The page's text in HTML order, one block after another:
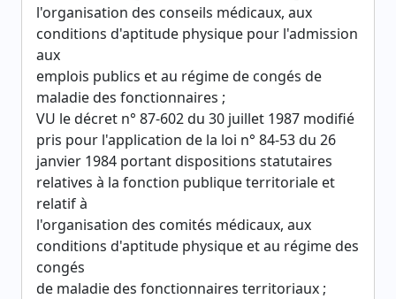
l'organisation des conseils médicaux, aux
conditions d'aptitude physique pour l'admission
aux
emplois publics et au régime de congés de
maladie des fonctionnaires ;
VU le décret n° 87-602 du 30 juillet 1987 modifié
pris pour l'application de la loi n° 84-53 du 26
janvier 1984 portant dispositions statutaires
relatives à la fonction publique territoriale et
relatif à
l'organisation des comités médicaux, aux
conditions d'aptitude physique et au régime des
congés
de maladie des fonctionnaires territoriaux ;